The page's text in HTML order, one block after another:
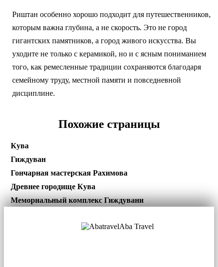
Риштан особенно хорошо подходит для путешественников,
которым важна глубина, а не скорость. Это не город
гигантских памятников, а город живого искусства. Вы
уходите не только с керамикой, но и с ясным пониманием
того, как ремесленные традиции сохраняются благодаря
семейному труду, местной памяти и повседневной
дисциплине.
Похожие страницы
Кува
Гиждуван
Гончарная мастерская Рахимова
Древнее городище Кува
Мемориальный комплекс Гиждувани
Aba Travel